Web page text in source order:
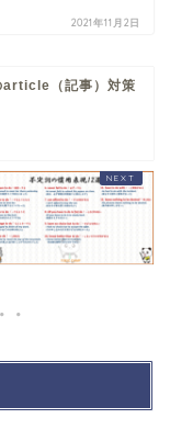
2021年11月2日
article（記事）対策